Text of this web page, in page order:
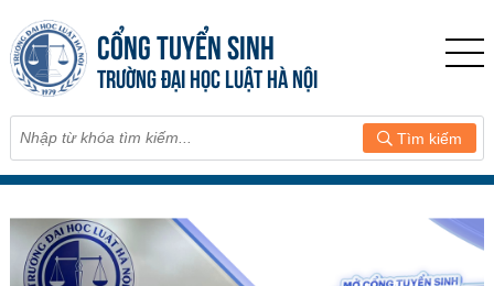
CỔNG TUYỂN SINH
TRƯỜNG ĐẠI HỌC LUẬT HÀ NỘI
Tìm kiếm